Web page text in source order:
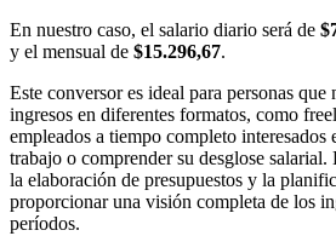
En nuestro caso, el salario diario será de
y el mensual de $15.296,67.
Este conversor es ideal para personas que
ingresos en diferentes formatos, como
empleados a tiempo completo interesados
trabajo o comprender su desglose salarial.
la elaboración de presupuestos y la
proporcionar una visión completa de los
períodos.